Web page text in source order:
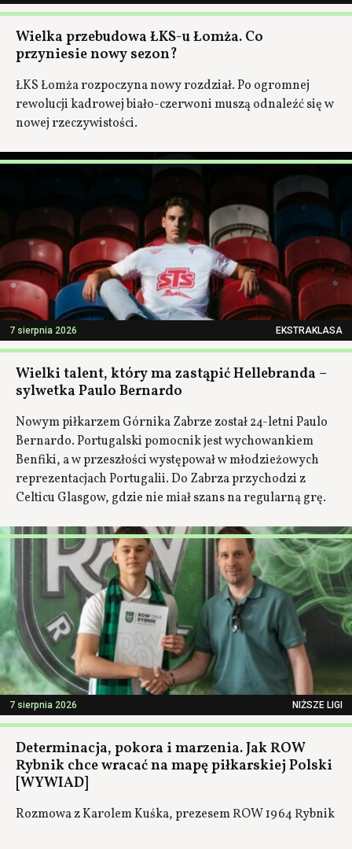
Wielka przebudowa ŁKS-u Łomża. Co
przyniesie nowy sezon?
ŁKS Łomża rozpoczyna nowy rozdział. Po ogromnej
rewolucji kadrowej biało-czerwoni muszą odnaleźć się w
nowej rzeczywistości.
7 sierpnia 2026 EKSTRAKLASA
Wielki talent, który ma zastąpić Hellebranda –
sylwetka Paulo Bernardo
Nowym piłkarzem Górnika Zabrze został 24-letni Paulo
Bernardo. Portugalski pomocnik jest wychowankiem
Benfiki, a w przeszłości występował w młodzieżowych
reprezentacjach Portugalii. Do Zabrza przychodzi z
Celticu Glasgow, gdzie nie miał szans na regularną grę.
7 sierpnia 2026 NIŻSZE LIGI
Determinacja, pokora i marzenia. Jak ROW
Rybnik chce wracać na mapę piłkarskiej Polski
[WYWIAD]
Rozmowa z Karolem Kuśka, prezesem ROW 1964 Rybnik